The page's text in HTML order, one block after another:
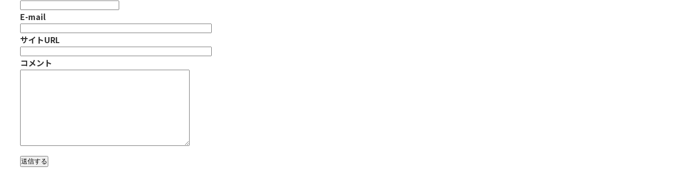
E-mail
サイトURL
コメント